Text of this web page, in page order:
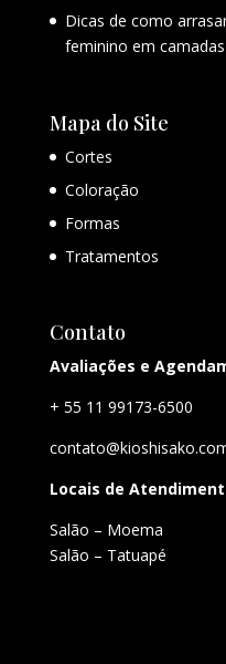
Dicas de como
feminino em
Mapa do Site
Cortes
Coloração
Formas
Tratamentos
Contato
Avaliações e
+ 55 11 99173-6500
Locais de
Salão – Moema
Salão – Tatuapé